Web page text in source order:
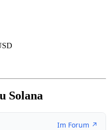
Solana